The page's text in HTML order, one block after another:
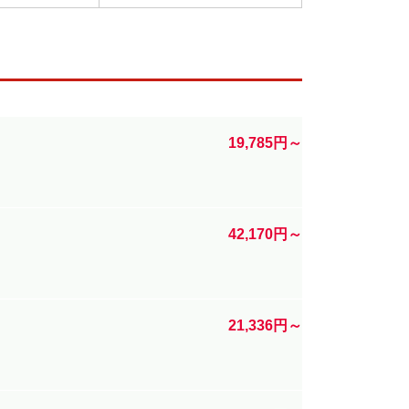
19,785円～
42,170円～
21,336円～